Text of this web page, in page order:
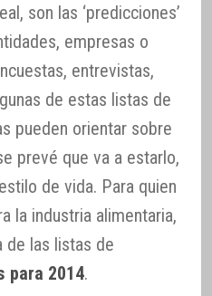
son las ‘predicciones’
empresas o
entrevistas,
de estas listas de
pueden orientar sobre
prevé que va a estarlo,
de vida. Para quien
la industria alimentaria,
de las listas de
para 2014.